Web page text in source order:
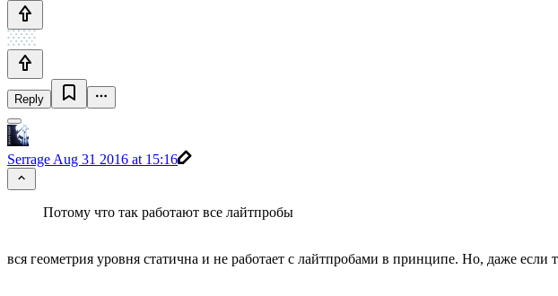
Reply
Serrage Aug 31 2016 at 15:16
Потому что так работают все лайтпробы
вся геометрия уровня статична и не работает с лайтпробами в принципе. Но, даже